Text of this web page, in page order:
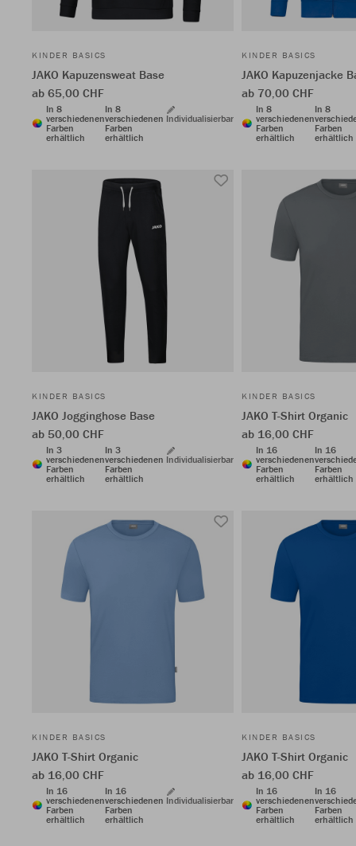
KINDER BASICS
JAKO Kapuzensweat Base
ab 65,00 CHF
In 8
verschiedenen
Farben
erhältlich
In 8
verschiedenen
Farben
erhältlich
Individualisierbar
KINDER BASICS
JAKO Kapuzenjacke
ab 70,00 CHF
In 8
verschiedenen
Farben
erhältlich
In 8
Farben
erhältlich
KINDER BASICS
JAKO Jogginghose Base
ab 50,00 CHF
In 3
verschiedenen
Farben
erhältlich
In 3
verschiedenen
Farben
erhältlich
Individualisierbar
KINDER BASICS
JAKO T-Shirt Organic
ab 16,00 CHF
In 16
verschiedenen
Farben
erhältlich
In 16
Farben
erhältlich
KINDER BASICS
JAKO T-Shirt Organic
ab 16,00 CHF
In 16
verschiedenen
Farben
erhältlich
In 16
verschiedenen
Farben
erhältlich
Individualisierbar
KINDER BASICS
JAKO T-Shirt Organic
ab 16,00 CHF
In 16
verschiedenen
Farben
erhältlich
In 16
Farben
erhältlich